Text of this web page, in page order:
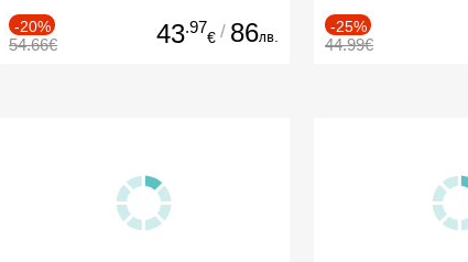
-20%
54.66€ 43.97
€ / 86лв.
-25%
44.99€